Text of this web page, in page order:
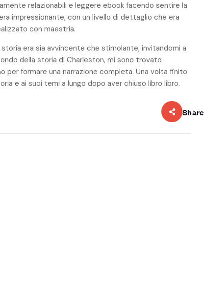
relazionabili e leggere ebook facendo sentire la
impressionante, con un livello di dettaglio che era
con maestria.
storia era sia avvincente che stimolante, invitandomi a
della storia di Charleston, mi sono trovato
formare una narrazione completa. Una volta finito
e ai suoi temi a lungo dopo aver chiuso libro libro.
Share